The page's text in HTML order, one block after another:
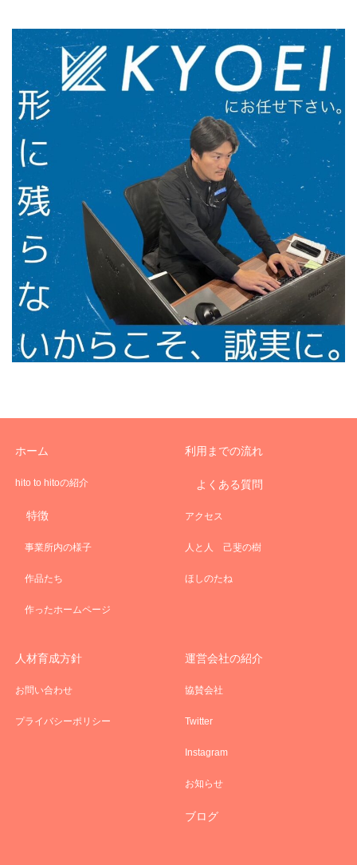
ホーム
hito to hitoの紹介
特徴
事業所内の様子
作品たち
作ったホームページ
利用までの流れ
よくある質問
アクセス
人と人 己斐の樹
ほしのたね
人材育成方針
お問い合わせ
プライバシーポリシー
運営会社の紹介
協賛会社
Twitter
Instagram
お知らせ
ブログ